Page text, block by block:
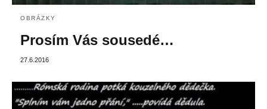
OBRÁZKY
Prosím Vás sousedé…
27.6.2016